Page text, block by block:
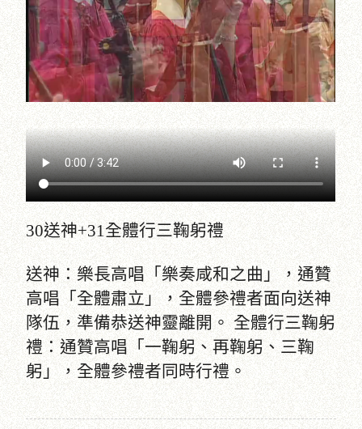
30送神+31全體行三鞠躬禮
送神：樂長高唱「樂奏咸和之曲」，通贊
高唱「全體肅立」，全體參禮者面向送神
隊伍，準備恭送神靈離開。 全體行三鞠躬
禮：通贊高唱「一鞠躬、再鞠躬、三鞠
躬」，全體參禮者同時行禮。